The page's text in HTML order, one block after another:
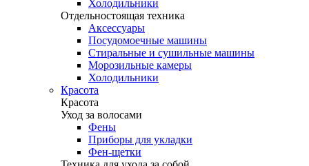
Холодильники
Отдельностоящая техника
Аксессуары
Посудомоечные машины
Стиральные и сушильные машины
Морозильные камеры
Холодильники
Красота
Красота
Уход за волосами
Фены
Приборы для укладки
Фен-щетки